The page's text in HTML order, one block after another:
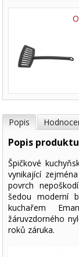
Popis
Popis
Špičkové
vynikající
povrch
šedou moderní
kuchařem
žáruvzdorného
roků záruka.